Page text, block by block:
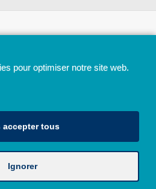
de la Province de Liège
pour optimiser notre site web.
accepter tous
Ignorer